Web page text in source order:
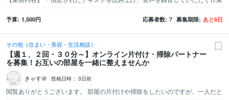
予算 1,500円 応募者数 7 募集期限 あと6日
その他（住まい・美容・生活相談）
【週１、２回・３０分～】オンライン片付け・掃除パートナー
を募集！お互いの部屋を一緒に整えませんか
きゃす＠ 投稿日時： 3日前